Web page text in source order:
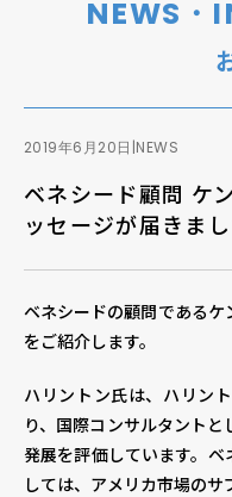
FAQ
未来貢献
企業情報
ディーラー契約について
個人
NEWS・
2019年6月20日 NEWS
ベネシード顧問 ケ
ッセージが届きまし
ベネシードの顧問である
をご紹介します。
ハリントン氏は、ハリン
り、国際コンサルタント
発展を評価しています。
しては、アメリカ市場の